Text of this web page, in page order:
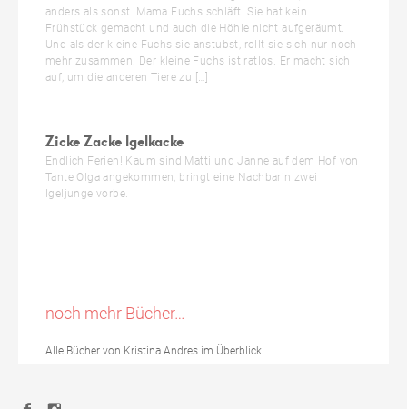
anders als sonst. Mama Fuchs schläft. Sie hat kein
Frühstück gemacht und auch die Höhle nicht aufgeräumt.
Und als der kleine Fuchs sie anstubst, rollt sie sich nur noch
mehr zusammen. Der kleine Fuchs ist ratlos. Er macht sich
auf, um die anderen Tiere zu […]
Zicke Zacke Igelkacke
Endlich Ferien! Kaum sind Matti und Janne auf dem Hof von
Tante Olga angekommen, bringt eine Nachbarin zwei
Igeljunge vorbe.
noch mehr Bücher…
Alle Bücher von Kristina Andres im Überblick